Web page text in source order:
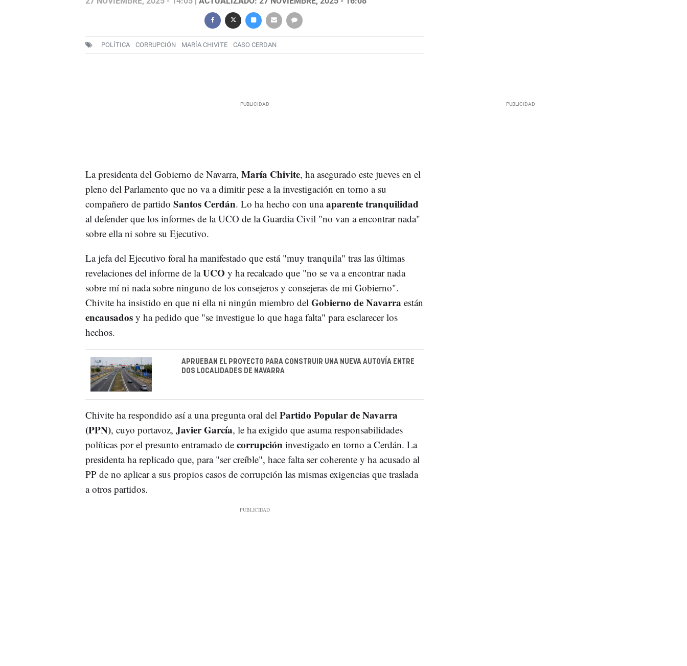
POLÍTICA CORRUPCIÓN MARÍA CHIVITE CASO CERDAN
La presidenta del Gobierno de Navarra, María Chivite, ha asegurado este jueves en el
pleno del Parlamento que no va a dimitir pese a la investigación en torno a su
compañero de partido Santos Cerdán. Lo ha hecho con unaaparente tranquilidad
al defender que los informes de la UCO de la Guardia Civil "no van a encontrar nada"
sobre ella ni sobre su Ejecutivo.
La jefa del Ejecutivo foral ha manifestado que está "muy tranquila" tras las últimas
revelaciones del informe de laUCO y ha recalcado que "no se va a encontrar nada
sobre mí ni nada sobre ninguno de los consejeros y consejeras de mi Gobierno".
Chivite ha insistido en que ni ella ni ningún miembro del Gobierno de Navarra están
encausadosy ha pedido que "se investigue lo que haga falta" para esclarecer los
hechos.
APRUEBAN EL PROYECTO PARA CONSTRUIR UNA NUEVA AUTOVÍA ENTRE
DOS LOCALIDADES DE NAVARRA
Chivite ha respondido así a una pregunta oral del Partido Popular de Navarra
(PPN), cuyo portavoz, Javier García, le ha exigido que asuma responsabilidades
políticas por el presunto entramado de corrupcióninvestigado en torno a Cerdán. La
presidenta ha replicado que, para "ser creíble", hace falta ser coherente y ha acusado al
PP de no aplicar a sus propios casos de corrupción las mismas exigencias que traslada
a otros partidos.